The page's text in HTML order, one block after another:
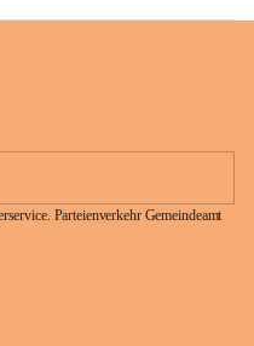
Parteienverkehr Gemeindeamt